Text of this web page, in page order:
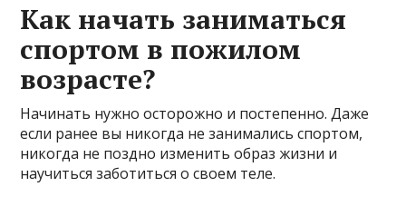
Как начать заниматься
спортом в пожилом
возрасте?
Начинать нужно осторожно и постепенно. Даже
если ранее вы никогда не занимались спортом,
никогда не поздно изменить образ жизни и
научиться заботиться о своем теле.